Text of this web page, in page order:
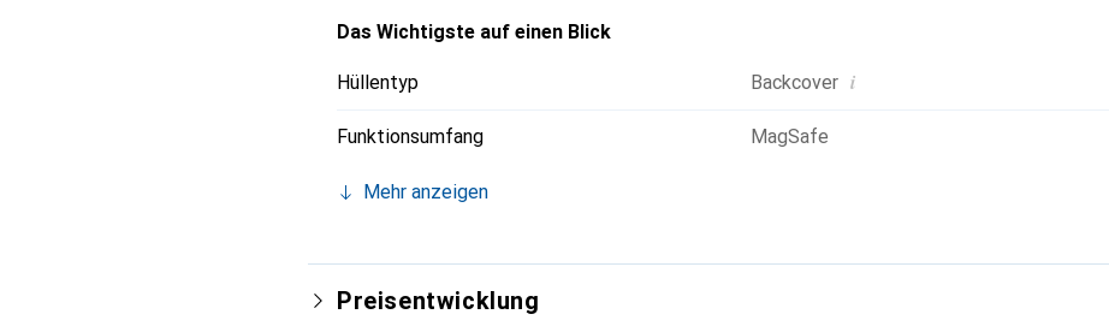
Das Wichtigste auf einen Blick
Hüllentyp Backcover i
Funktionsumfang MagSafe
Mehr anzeigen
Preisentwicklung